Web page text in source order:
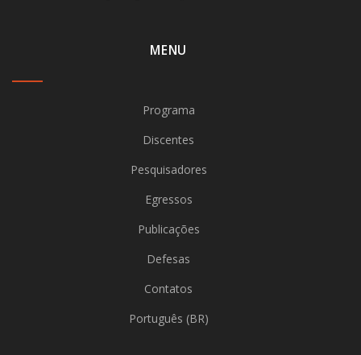
MENU
Programa
Discentes
Pesquisadores
Egressos
Publicações
Defesas
Contatos
Português (BR)